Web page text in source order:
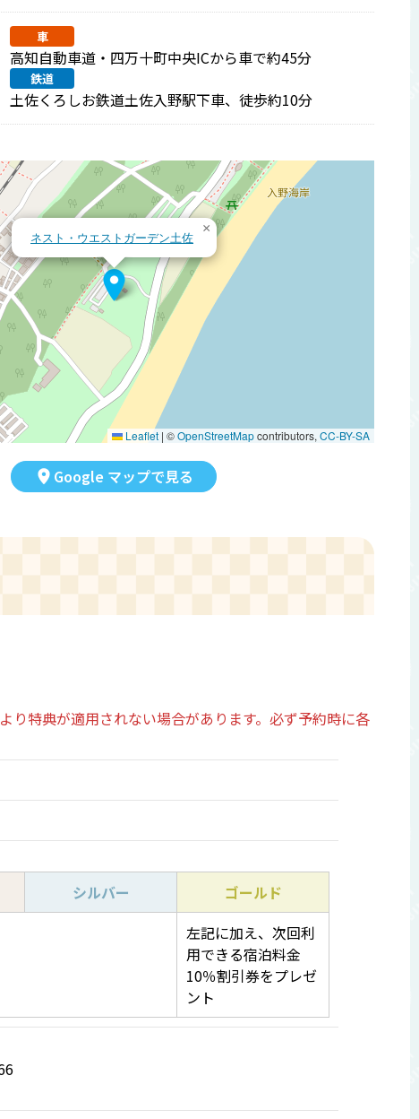
車
高知自動車道・四万十町中央ICから車で約45分
鉄道
土佐くろしお鉄道土佐入野駅下車、徒歩約10分
ネスト・ウエストガーデン土佐
×
Leaflet | ©OpenStreetMapcontributors, CC-BY-SA
Google マップで見る
特典が適用されない場合があります。必ず予約時に各
シルバー
ゴールド
左記に加え、次回利
用できる宿泊料金
10％割引券をプレゼ
ント